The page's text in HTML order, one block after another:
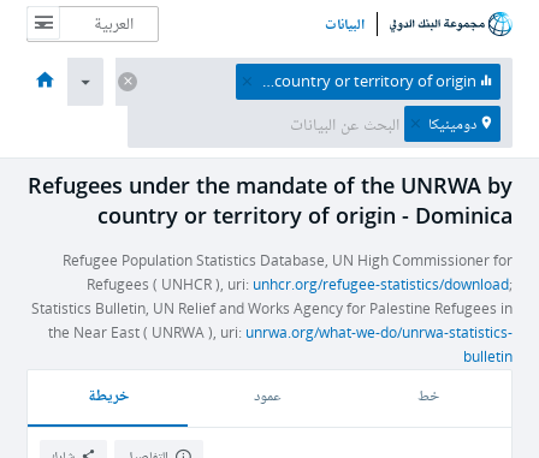
البيانات
الصفحة الرئيسية الاقتصادات الموضوعات البيانات والموارد نبذة عن Refugees under the mandate of the UNRWA by country or territory of origin
دومينيكا
Refugees under the mandate of the UNRWA by
country or territory of origin - Dominica
Refugee Population Statistics Database, UN High Commissioner for
Refugees ( UNHCR ), uri: unhcr.org/refugee-statistics/download;
Statistics Bulletin, UN Relief and Works Agency for Palestine Refugees in
the Near East ( UNRWA ), uri: unrwa.org/what-we-do/unrwa-statistics-
bulletin
خط عمود خريطة